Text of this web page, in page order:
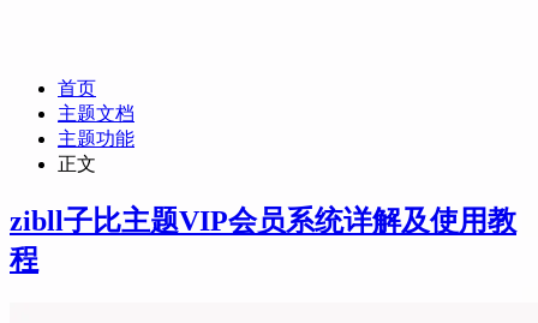
首页
主题文档
主题功能
正文
zibll子比主题VIP会员系统详解及使用教
程